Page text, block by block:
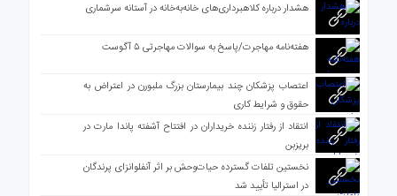
هشدار درباره کلاهبرداری‌های خانه‌به‌خانه در آستانه سرشماری
هفته‌نامه مهاجرت/پاسخ به سوالات مهاجرتی ۵ آگوست
اعتصاب پزشکان چند بیمارستان بزرگ ملبورن در اعتراض به
حقوق و شرایط کاری
انتقاد از رفتار زننده خریداران در افتتاح آشفته پاندا مارت در
بریزبن
نخستین تلفات گسترده حیات‌وحش بر اثر آنفلوانزای پرندگان
در استرالیا تأیید شد